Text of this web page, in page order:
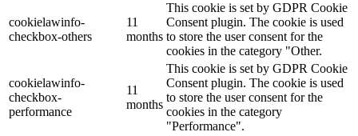
cookielawinfo-
checkbox-others
11
months
This cookie is set by GDPR Cookie
Consent plugin. The cookie is used
to store the user consent for the
cookies in the category "Other.
cookielawinfo-
checkbox-
performance
11
months
This cookie is set by GDPR Cookie
Consent plugin. The cookie is used
to store the user consent for the
cookies in the category
"Performance".